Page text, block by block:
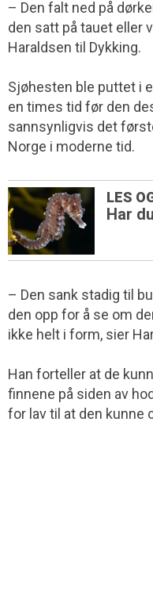
– Den falt ned på
den satt på tauet eller
Haraldsen til Dykking.
Sjøhesten ble puttet i
en times tid før den
sannsynligvis det
Norge i moderne tid.
LES
Har
– Den sank stadig til
den opp for å se om
ikke helt i form, sier
Han forteller at de
finnene på siden av
for lav til at den kunne